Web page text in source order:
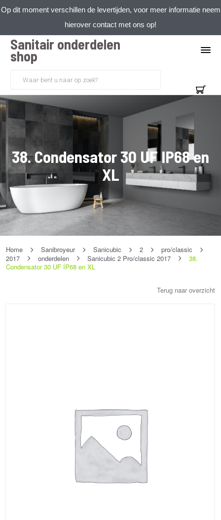
Op dit moment verschillen de levertijden, voor meer informatie neem
hierover contact met ons op!
Sanitair onderdelen
shop
38. Condensator 30 UF IP68 en
XL
Home Sanibroyeur Sanicubic 2
pro/classic
2017
onderdelen Sanicubic 2 Pro/classic 2017
38.
Condensator 30 UF IP68 en XL
Terug naar overzicht